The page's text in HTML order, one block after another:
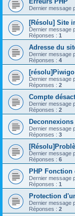
Dernier message
[Résolu] Site
Dernier message
Réponses : 1
Adresse du
Dernier message
Réponses : 4
Dernier message
Réponses : 2
Compte
Dernier message
Réponses : 2
Dernier message
Réponses : 3
Dernier message
Réponses : 6
PHP
Dernier message
Réponses : 1
Protection
Dernier message
Réponses : 2